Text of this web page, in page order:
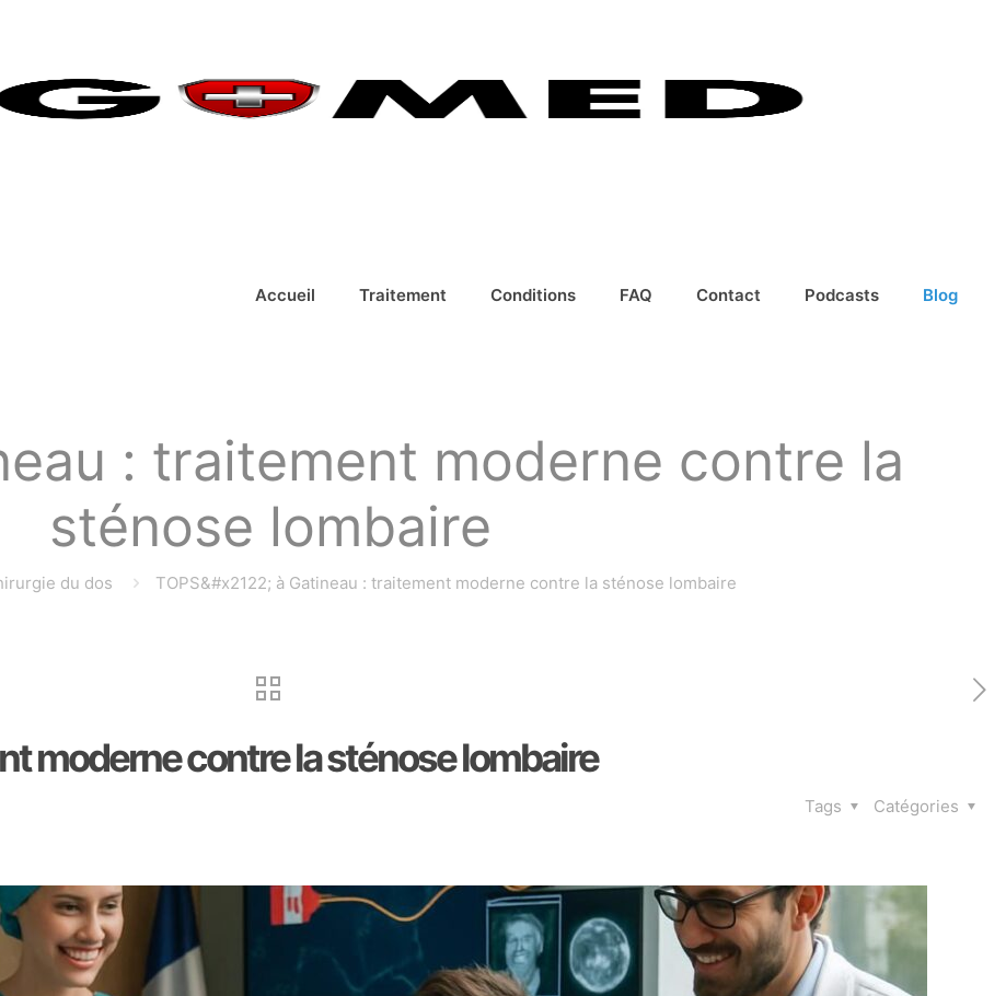
Accueil Traitement Conditions FAQ Contact Podcasts Blog
: traitement moderne contre la
sténose lombaire
du dos TOPS&#x2122; à Gatineau : traitement moderne contre la sténose lombaire
moderne contre la sténose lombaire
Catégories
Tags